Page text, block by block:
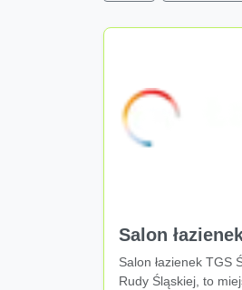
Salon
Salon łazienek TGS
Rudy Śląskiej, to